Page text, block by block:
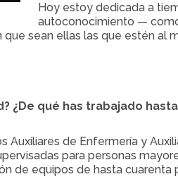
Hoy estoy dedicada a
autoconocimiento —
sean ellas las que estén
¿De qué has trabajado
Auxiliares de Enfermería y
para personas
de equipos de hasta